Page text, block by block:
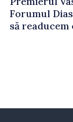
puternice”
Forumul
să